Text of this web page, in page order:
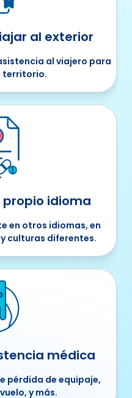
al exterior
al viajero para
territorio.
idioma
en otros idiomas, en
culturas diferentes.
médica
pérdida de equipaje,
y más.